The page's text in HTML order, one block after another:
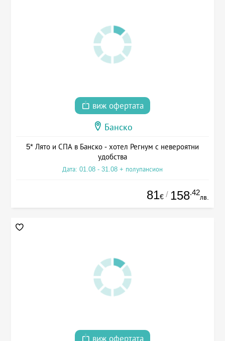
виж офертата
Банско
5* Лято и СПА в Банско - хотел Регнум с невероятни
удобства
Дата: 01.08 - 31.08 + полупансион
81€ / 158.42
лв.
виж офертата